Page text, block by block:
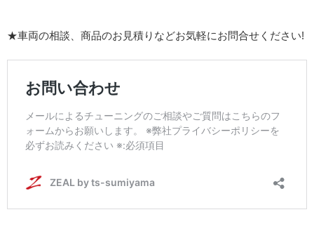
★車両の相談、商品のお見積りなどお気軽にお問合せください!